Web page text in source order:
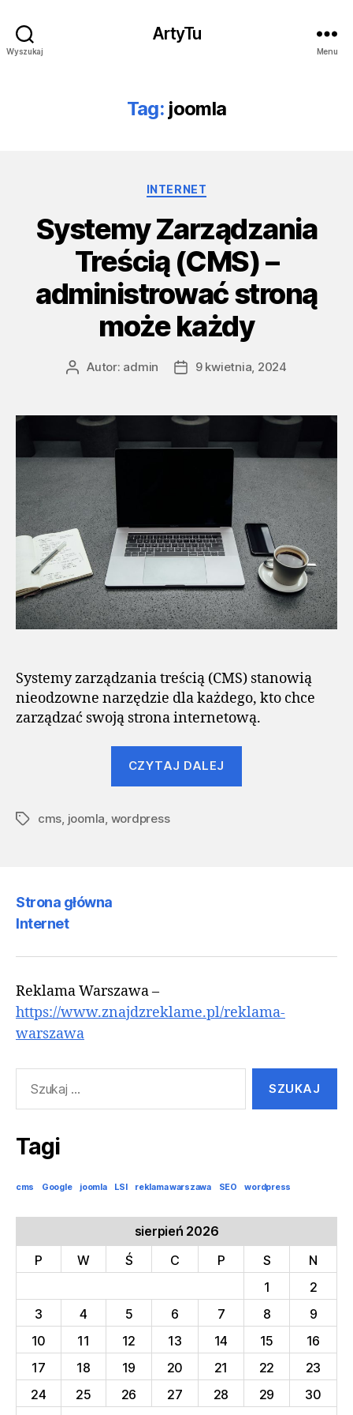
Wyszukaj
ArtyTu
Menu
Tag: joomla
Kategorie
INTERNET
Systemy Zarządzania
Treścią (CMS) –
administrować stroną
może każdy
AutorAutor: admin
Data9 kwietnia, 2024
Systemy zarządzania treścią (CMS) stanowią
nieodzowne narzędzie dla każdego, kto chce
zarządzać swoją strona internetową.
CZYTAJ DALEJ
Tagicms, joomla, wordpress
Strona główna
Internet
Reklama Warszawa –
https://www.znajdzreklame.pl/reklama-
warszawa
Tagi
cms Google joomla LSI reklama warszawa SEO wordpress
sierpień 2026
P
W Ś C P S
N
1
2
3
4 5 6 7 8
9
10
11 12 13 14 15
16
17
18 19 20 21 22
23
24
25 26 27 28 29
30